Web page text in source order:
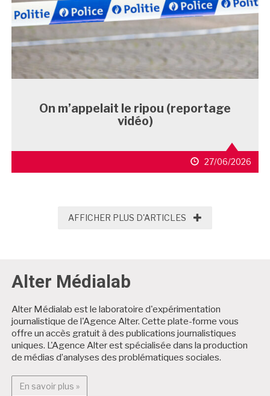
On m’appelait le ripou (reportage
vidéo)
27/06/2026
AFFICHER PLUS D'ARTICLES AFFICHER PLUS
Alter Médialab
Alter Médialab est le laboratoire d'expérimentation
journalistique de l'Agence Alter. Cette plate-forme vous
offre un accès gratuit à des publications journalistiques
uniques. L'Agence Alter est spécialisée dans la production
de médias d’analyses des problématiques sociales.
En savoir plus »En savoir plus : Alter Médialab